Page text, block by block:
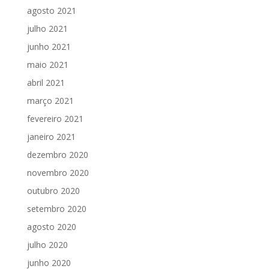
agosto 2021
julho 2021
junho 2021
maio 2021
abril 2021
março 2021
fevereiro 2021
janeiro 2021
dezembro 2020
novembro 2020
outubro 2020
setembro 2020
agosto 2020
julho 2020
junho 2020